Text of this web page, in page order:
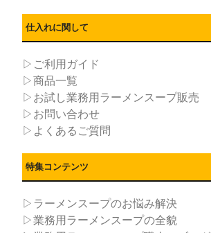
仕入れに関して
▷ご利用ガイド
▷商品一覧
▷お試し業務用ラーメンスープ販売
▷お問い合わせ
▷よくあるご質問
特集コンテンツ
▷ラーメンスープのお悩み解決
▷業務用ラーメンスープの全貌